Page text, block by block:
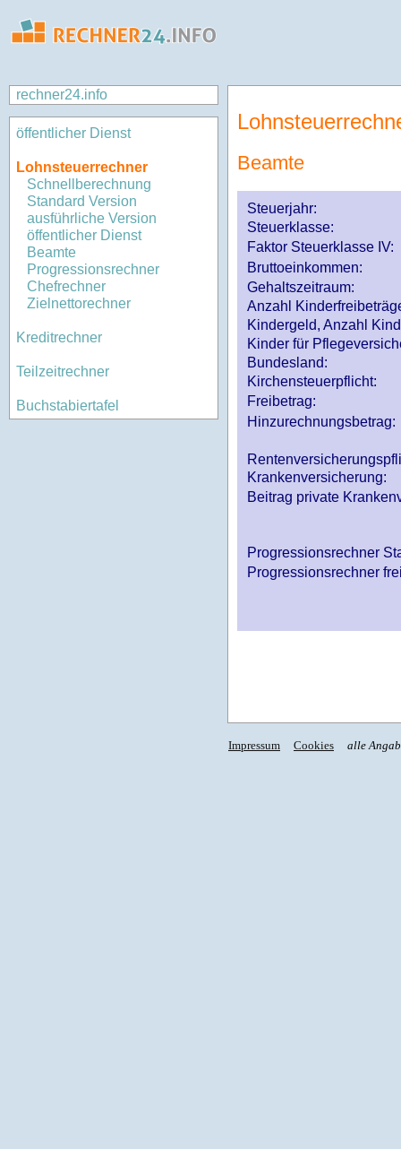
rechner24.info
öffentlicher Dienst
Lohnsteuerrechner
Schnellberechnung
Standard Version
ausführliche Version
öffentlicher Dienst
Beamte
Progressionsrechner
Chefrechner
Zielnettorechner
Kreditrechner
Teilzeitrechner
Buchstabiertafel
Beamte
Steuerjahr:
Steuerklasse:
Faktor Steuerklasse IV:
Bruttoeinkommen:
Gehaltszeitraum:
Anzahl
Kindergeld, Anzahl
Kinder für
Bundesland:
Kirchensteuerpflicht:
Freibetrag:
Hinzurechnungsbetrag:
Krankenversicherung:
Beitrag private
Progressionsrechner
Progressionsrechner
Impressum Cookies alle